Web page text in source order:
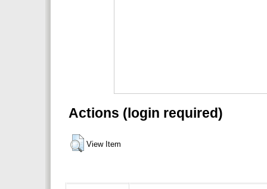
Actions (login required)
View Item